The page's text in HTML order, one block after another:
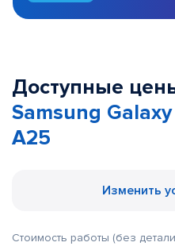
Доступные
Samsung
A25
Изменить
Стоимость работы (без